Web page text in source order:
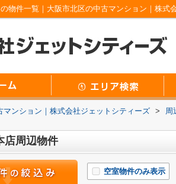
物件一覧｜大阪市北区の中古マンション｜株式
マンション｜株式会社ジェットシティーズ > 周
店周辺物件
空室物件のみ表示